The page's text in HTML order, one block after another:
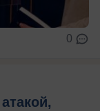
0